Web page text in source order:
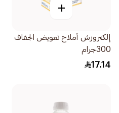
+
إلكترورش أملاح تعويض الجفاف
300جرام
17.14